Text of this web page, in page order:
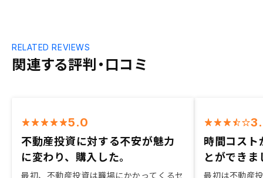
関連する評判・口コミ
RELATED REVIEWS
5.0
不動産投資に対する不安が魅力
に変わり、購入した。
最初、不動産投資は職場にかかってくるセ
時間コスト
とができま
最初は不動産